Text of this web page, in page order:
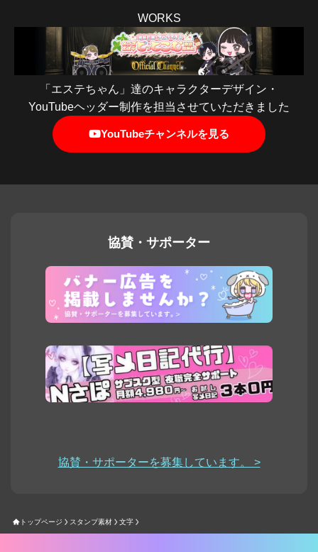
WORKS
「エステちゃん」達のキャラクターデザイン・
YouTubeヘッダー制作を担当させていただきました
YouTubeチャンネルを見る
協賛・サポーター
協賛・サポーターを募集しています。 >
トップページ スタンプ素材 文字